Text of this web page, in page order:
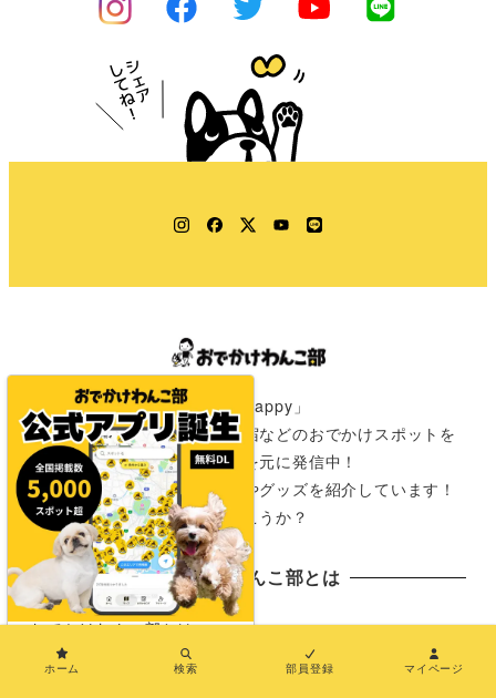
Instagram
Facebook
TwitterYouTube
LINE
「きみのワクワクはわたしのHappy」
愛犬と一緒に行けるカフェや宿などのおでかけスポットを
全国の飼い主さんからの情報を元に発信中！
おでかけが楽しみになる情報やグッズを紹介しています！
さぁ次は君と一緒にどこに行こうか？
おでかけわんこ部とは
おでかけわんこ部とは
ホーム 検索 部員登録 マイページ